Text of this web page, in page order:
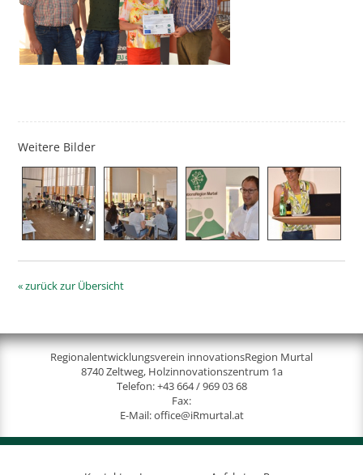
Weitere Bilder
« zurück zur Übersicht
Regionalentwicklungsverein innovationsRegion Murtal
8740 Zeltweg, Holzinnovationszentrum 1a
Telefon:+43 664 / 969 03 68
Fax:
E-Mail:office@iRmurtal.at